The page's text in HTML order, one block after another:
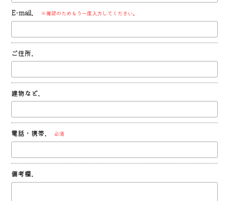
E-mail. ※確認のためもう一度入力してください。
ご住所.
建物など.
電話・携帯. 必須
備考欄.